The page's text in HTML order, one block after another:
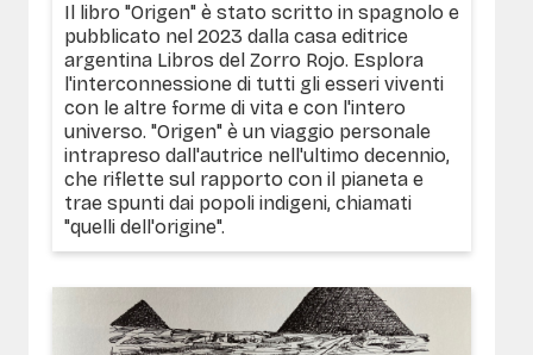
Il libro "Origen" è stato scritto in spagnolo e
pubblicato nel 2023 dalla casa editrice
argentina Libros del Zorro Rojo. Esplora
l'interconnessione di tutti gli esseri viventi
con le altre forme di vita e con l'intero
universo. "Origen" è un viaggio personale
intrapreso dall'autrice nell'ultimo decennio,
che riflette sul rapporto con il pianeta e
trae spunti dai popoli indigeni, chiamati
"quelli dell'origine".